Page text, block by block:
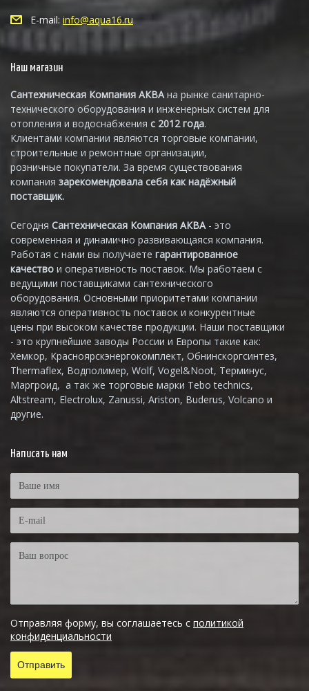
E-mail: info@aqua16.ru
Наш магазин
Сантехническая Компания АКВАна рынке санитарно-
технического оборудования и инженерных систем для
отопления и водоснабжения с 2012 года.
Клиентами компании являются торговые компании,
строительные и ремонтные организации,
розничные покупатели. За время существования
компания зарекомендовала себя как надёжный
поставщик.
Сегодня Сантехническая Компания АКВА - это
современная и динамично развивающаяся компания.
Работая с нами вы получаете гарантированное
качество и оперативность поставок. Мы работаем с
ведущими поставщиками сантехнического
оборудования. Основными приоритетами компании
являются оперативность поставок и конкурентные
цены при высоком качестве продукции. Наши поставщики
- это крупнейшие заводы России и Европы такие как:
Хемкор, Красноярскэнергокомплект, Обнинскоргсинтез,
Thermaflex, Водполимер, Wolf, Vogel&Noot, Терминус,
Маргроид, а так же торговые марки Tebo technics,
Altstream, Electrolux, Zanussi, Ariston, Buderus, Volcano и
другие.
Написать нам
Отправляя форму, вы соглашаетесь с политикой
конфиденциальности